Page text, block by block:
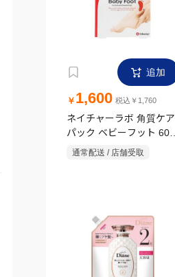
追加
￥ 1,600 税込￥1,760
ネイチャーラボ 角質ケア
パック ベビーフット 60分
通常配送 / 店舗受取